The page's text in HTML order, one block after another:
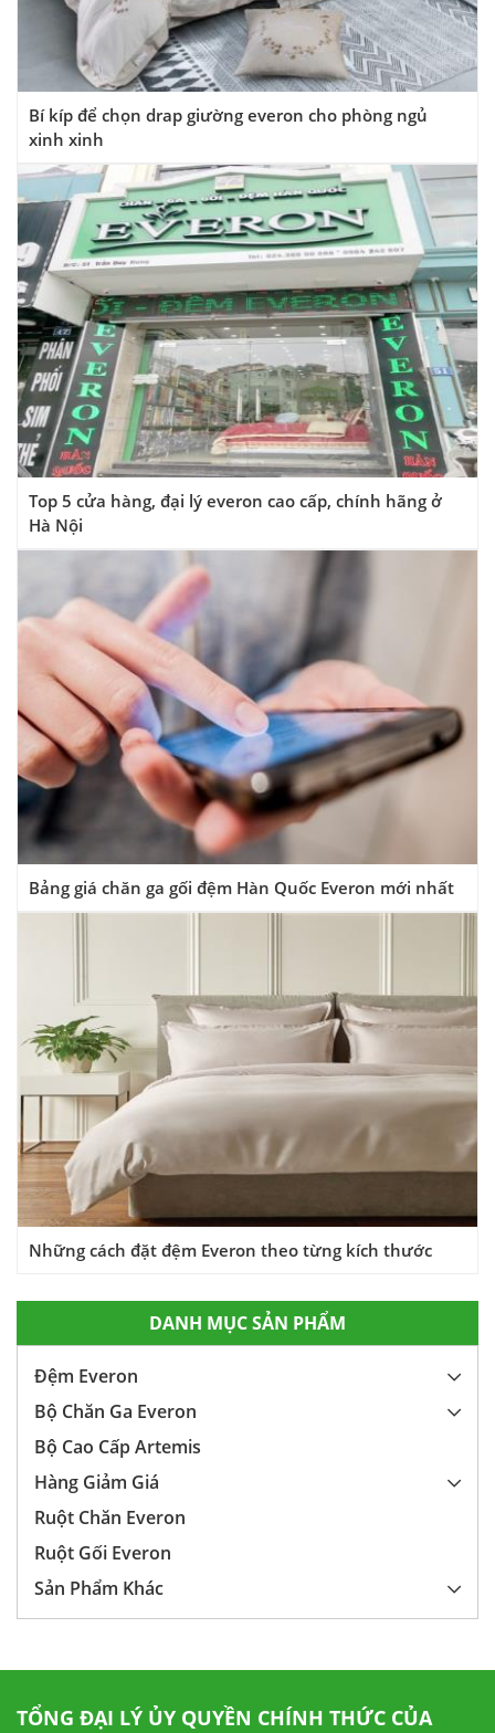
DANH MỤC SẢN PHẨM
Đệm Everon
Bộ Chăn Ga Everon
Bộ Cao Cấp Artemis
Hàng Giảm Giá
Ruột Chăn Everon
Ruột Gối Everon
Sản Phẩm Khác
Bí kíp để chọn drap giường everon cho phòng ngủ
xinh xinh
Top 5 cửa hàng, đại lý everon cao cấp, chính hãng ở
Hà Nội
Bảng giá chăn ga gối đệm Hàn Quốc Everon mới nhất
Những cách đặt đệm Everon theo từng kích thước
TỔNG ĐẠI LÝ ỦY QUYỀN CHÍNH THỨC CỦA